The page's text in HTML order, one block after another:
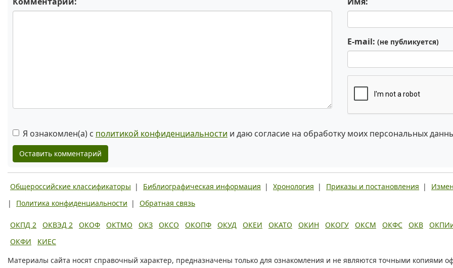
E-mail: (не публикуется)
Я ознакомлен(а) с политикой конфиденциальности и даю согласие на обработку моих персональных
Оставить комментарий
Общероссийские классификаторы | Библиографическая информация | Хронология | Приказы и постановления |
|
Политика конфиденциальности | Обратная связь
ОКПД 2 ОКВЭД 2 ОКОФ ОКТМО ОКЗ ОКСО ОКОПФ ОКУД ОКЕИ ОКАТО ОКИН ОКОГУ ОКСМ ОКФС ОКВ
ОКФИ
КИЕС
Материалы сайта носят справочный характер, предназначены только для ознакомления и не являются точными копиями